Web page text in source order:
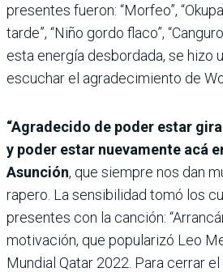
presentes fueron: “Morfeo”,
tarde”, “Niño gordo flaco”,
esta energía desbordada, se hizo
escuchar el agradecimiento de
“Agradecido de poder estar
y poder estar nuevamente acá
Asunción, que siempre nos dan
rapero. La sensibilidad tomó los
presentes con la canción:
motivación, que popularizó Leo
Mundial Qatar 2022. Para cerrar